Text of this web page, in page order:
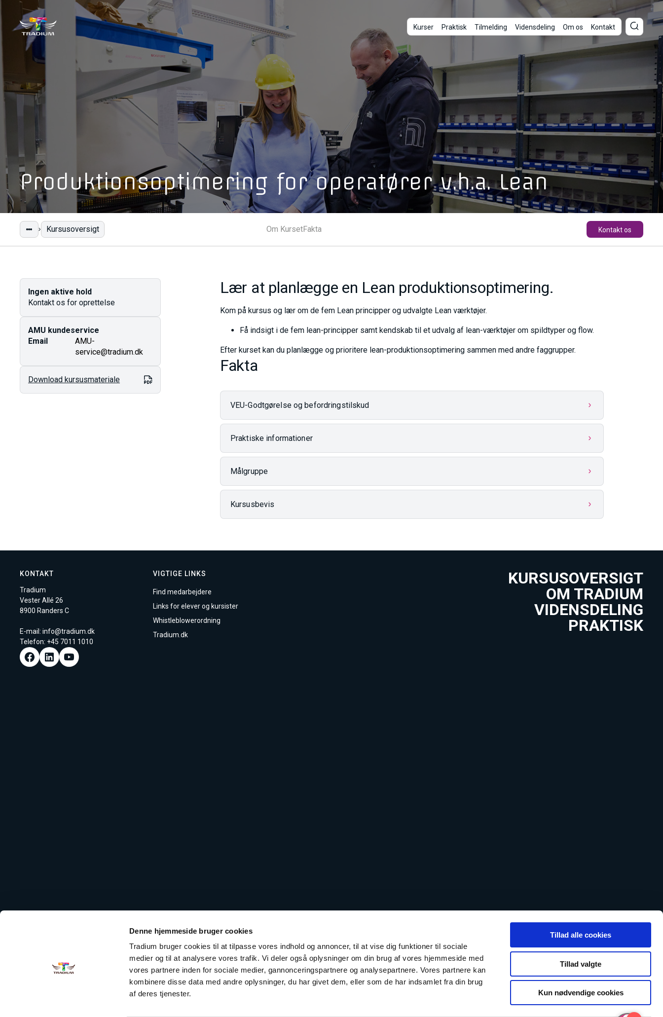
Denne hjemmeside bruger cookies
Tradium bruger cookies til at tilpasse vores indhold og annoncer, til at vise dig funktioner til sociale
medier og til at analysere vores trafik. Vi deler også oplysninger om din brug af vores hjemmeside med
vores partnere inden for sociale medier, gannonceringspartnere og analysepartnere. Vores partnere kan
kombinere disse data med andre oplysninger, du har givet dem, eller som de har indsamlet fra din brug
af deres tjenester.
Tillad alle cookies
Tillad valgte
Kun nødvendige cookies
Kurser Praktisk Tilmelding Vidensdeling Om os Kontakt
Produktionsoptimering for operatører v.h.a. Lean
Kursusoversigt Om KursetFakta Kontakt os
Ingen aktive hold
Kontakt os for oprettelse
AMU kundeservice
Email
AMU-
service@tradium.dk
Download kursusmateriale
Lær at planlægge en Lean produktionsoptimering.
Kom på kursus og lær om de fem Lean principper og udvalgte Lean værktøjer.
Få indsigt i de fem lean-principper samt kendskab til et udvalg af lean-værktøjer om spildtyper og flow.
Efter kurset kan du planlægge og prioritere lean-produktionsoptimering sammen med andre faggrupper.
Fakta
VEU-Godtgørelse og befordringstilskud
Praktiske informationer
Målgruppe
Kursusbevis
KONTAKT
Tradium
Vester Allé 26
8900 Randers C
E-mail: info@tradium.dk
Telefon: +45 7011 1010
VIGTIGE LINKS
Find medarbejdere
Links for elever og kursister
Whistleblowerordning
Tradium.dk
KURSUSOVERSIGT
OM TRADIUM
VIDENSDELING
PRAKTISK